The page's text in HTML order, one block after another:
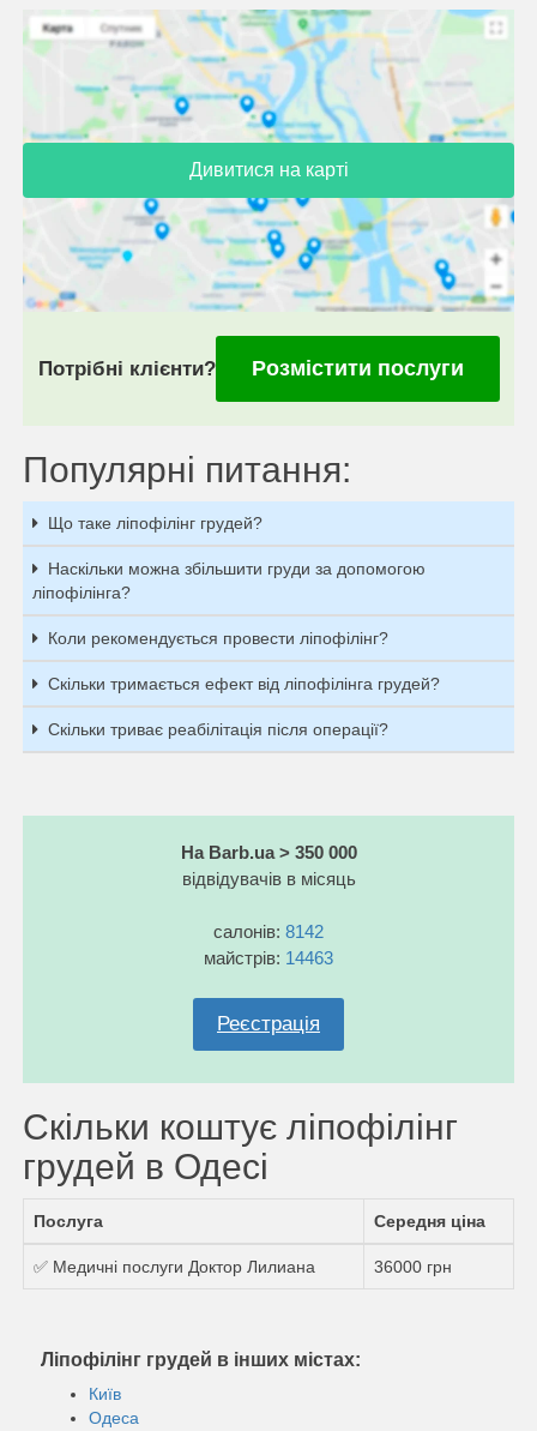
Дивитися на карті
Потрібні клієнти? Розмістити послуги
Популярні питання:
Що таке ліпофілінг грудей?
Наскільки можна збільшити груди за допомогою
ліпофілінга?
Коли рекомендується провести ліпофілінг?
Скільки тримається ефект від ліпофілінга грудей?
Скільки триває реабілітація після операції?
На Barb.ua > 350 000
відвідувачів в місяць
салонів: 8142
майстрів: 14463
Реєстрація
Скільки коштує ліпофілінг
грудей в Одесі
Послуга Середня ціна
✅ Медичні послуги Доктор Лилиана 36000 грн
Ліпофілінг грудей в інших містах:
Київ
Одеса